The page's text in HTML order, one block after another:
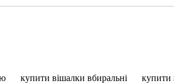
купити вішалки вбиральні купити